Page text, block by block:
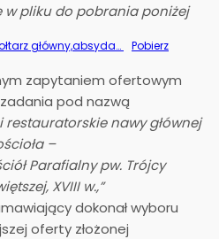
w pliku do pobrania poniżej
główny,absyda… Pobierz
zapytaniem ofertowym
pod nazwą
restauratorskie nawy głównej
–
Parafialny pw. Trójcy
XVIII w.,”
dokonał wyboru
oferty złożonej